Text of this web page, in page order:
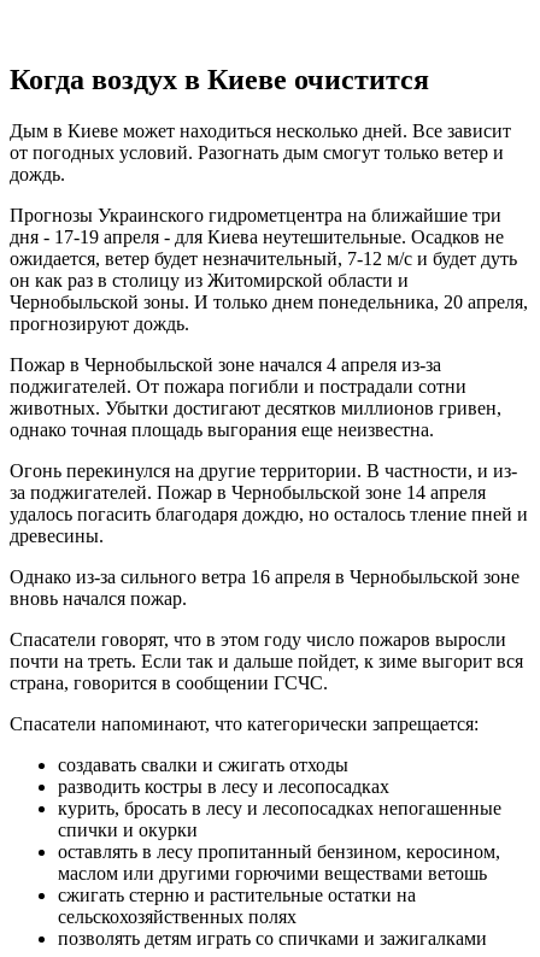
Когда воздух в Киеве очистится
Дым в Киеве может находиться несколько дней. Все зависит
от погодных условий. Разогнать дым смогут только ветер и
дождь.
Прогнозы Украинского гидрометцентра на ближайшие три
дня - 17-19 апреля - для Киева неутешительные. Осадков не
ожидается, ветер будет незначительный, 7-12 м/с и будет дуть
он как раз в столицу из Житомирской области и
Чернобыльской зоны. И только днем понедельника, 20 апреля,
прогнозируют дождь.
Пожар в Чернобыльской зоне начался 4 апреля из-за
поджигателей. От пожара погибли и пострадали сотни
животных. Убытки достигают десятков миллионов гривен,
однако точная площадь выгорания еще неизвестна.
Огонь перекинулся на другие территории. В частности, и из-
за поджигателей. Пожар в Чернобыльской зоне 14 апреля
удалось погасить благодаря дождю, но осталось тление пней и
древесины.
Однако из-за сильного ветра 16 апреля в Чернобыльской зоне
вновь начался пожар.
Спасатели говорят, что в этом году число пожаров выросли
почти на треть. Если так и дальше пойдет, к зиме выгорит вся
страна, говорится в сообщении ГСЧС.
Спасатели напоминают, что категорически запрещается:
создавать свалки и сжигать отходы
разводить костры в лесу и лесопосадках
курить, бросать в лесу и лесопосадках непогашенные
спички и окурки
оставлять в лесу пропитанный бензином, керосином,
маслом или другими горючими веществами ветошь
сжигать стерню и растительные остатки на
сельскохозяйственных полях
позволять детям играть со спичками и зажигалками